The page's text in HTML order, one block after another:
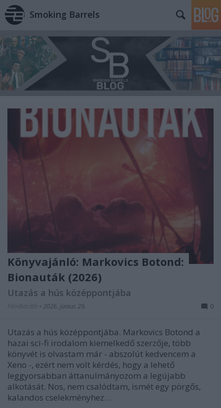
Smoking Barrels
Könyvajánló: Markovics Botond:
Bionauták (2026)
Utazás a hús középpontjába
• 2026. június 29. 0
Utazás a hús középpontjába. Markovics Botond a
hazai sci-fi irodalom kiemelkedő szerzője, több
könyvét is olvastam már - abszolút kedvencem a
Xeno -, ezért nem volt kérdés, hogy a lehető
leggyorsabban áttanulmányozom a legújabb
alkotását. Nos, nem csalódtam, ismét egy pörgős,
kalandos cselekményhez…